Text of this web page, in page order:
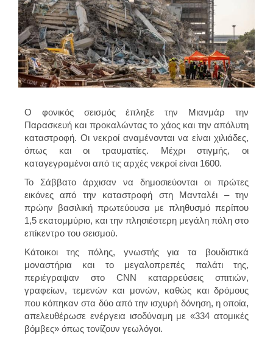
Ο φονικός σεισμός έπληξε την Μιανμάρ την
Παρασκευή και προκαλώντας το χάος και την απόλυτη
καταστροφή. Οι νεκροί αναμένονται να είναι χιλιάδες,
όπως και οι τραυματίες. Μέχρι στιγμής, οι
καταγεγραμένοι από τις αρχές νεκροί είναι 1600.
Το Σάββατο άρχισαν να δημοσιεύονται οι πρώτες
εικόνες από την καταστροφή στη Μανταλέι – την
πρώην βασιλική πρωτεύουσα με πληθυσμό περίπου
1,5 εκατομμύριο, και την πλησιέστερη μεγάλη πόλη στο
επίκεντρο του σεισμού.
Κάτοικοι της πόλης, γνωστής για τα βουδιστικά
μοναστήρια και το μεγαλοπρεπές παλάτι της,
περιέγραψαν στο CNN καταρρεύσεις σπιτιών,
γραφείων, τεμενών και μονών, καθώς και δρόμους
που κόπηκαν στα δύο από την ισχυρή δόνηση, η οποία,
απελευθέρωσε ενέργεια ισοδύναμη με «334 ατομικές
βόμβες» όπως τονίζουν γεωλόγοι.